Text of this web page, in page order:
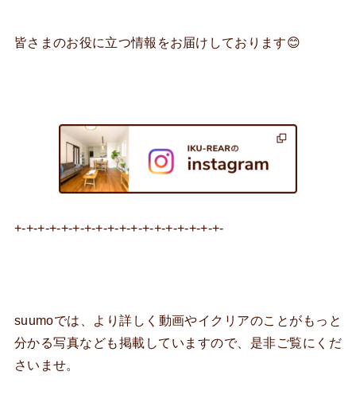
皆さまのお役に立つ情報をお届けしております😊
+-+-+-+-+-+-+-+-+-+-+-+-+-+-+-+-+-+-
suumoでは、より詳しく動画やイクリアのことがもっと
分かる写真なども掲載していますので、是非ご覧にくだ
さいませ。